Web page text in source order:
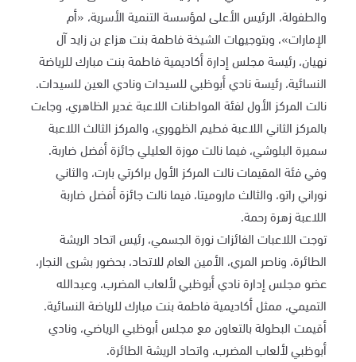
والطفولة، الرئيس الأعلى لمؤسسة التنمية الأسرية، «أم
الإمارات»، وبتوجيهات الشيخة فاطمة بنت هزاع بن زايد آل
نهيان، رئيسة مجلس إدارة أكاديمية فاطمة بنت مبارك للرياضة
النسائية، رئيسة نادي أبوظبي للسيدات ونادي العين للسيدات.
نالت المركز الأول لفئة المواطنات اللاعبة غدير الظاهري، وجاءت
بالمركز الثاني اللاعبة فطيم الظهوري، والمركز الثالث اللاعبة
سميرة البلوشي، فيما نالت موزة العليلي جائزة أفضل ضاربة.
وفي فئة المقيمات نالت المركز الأول براكرتي بارت، والثاني
نوراني راتو، والثالث ماروميتا، فيما نالت جائزة أفضل ضاربة
اللاعبة زهرة رحمة.
توجت اللاعبات الفائزات نورة الجسمي، رئيس اتحاد الريشة
الطائرة، وناصر المري، الأمين العام للاتحاد، بحضور بشرى النجار،
عضو مجلس إدارة نادي أبوظبي لألعاب المضرب، وعبدالله
التميمي، ممثل أكاديمية فاطمة بنت مبارك للرياضة النسائية.
أقيمت البطولة بالتعاون مع مجلس أبوظبي الرياضي، ونادي
أبوظبي لألعاب المضرب، واتحاد الريشة الطائرة.